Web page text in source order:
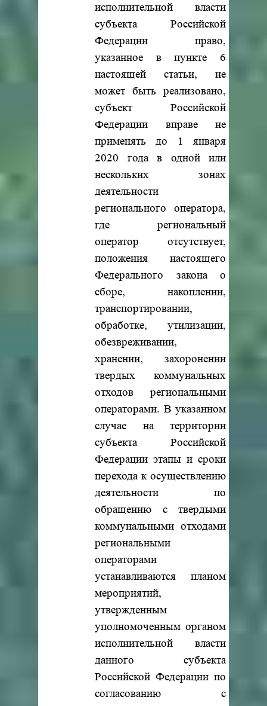
исполнительной власти
субъекта Российской
Федерации право,
указанное в пункте 6
настоящей статьи, не
может быть реализовано,
субъект Российской
Федерации вправе не
применять до 1 января
2020 года в одной или
нескольких зонах
деятельности
регионального оператора,
где региональный
оператор отсутствует,
положения настоящего
Федерального закона о
сборе, накоплении,
транспортировании,
обработке, утилизации,
обезвреживании,
хранении, захоронении
твердых коммунальных
отходов региональными
операторами. В указанном
случае на территории
субъекта Российской
Федерации этапы и сроки
перехода к осуществлению
деятельности по
обращению с твердыми
коммунальными отходами
региональными
операторами
устанавливаются планом
мероприятий,
утвержденным
уполномоченным органом
исполнительной власти
данного субъекта
Российской Федерации по
согласованию с